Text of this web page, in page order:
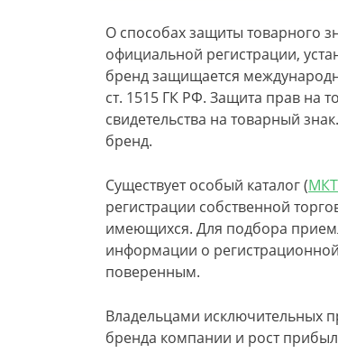
О способах защиты товарного
официальной регистрации,
бренд защищается
ст. 1515 ГК РФ. Защита прав на
свидетельства на товарный
бренд.
Существует особый каталог (
регистрации собственной
имеющихся. Для подбора
информации о
поверенным.
Владельцами исключительных
бренда компании и рост